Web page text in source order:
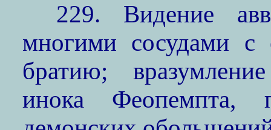
229. Видение
многими сосудами с
братию;
инока Феопемпта,